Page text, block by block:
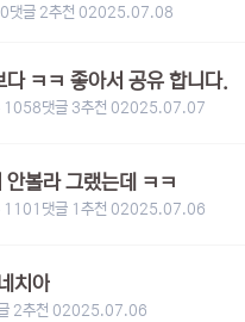
댓글 2추천 02025.07.08
다 ㅋㅋ 좋아서 공유 합니다.
1058댓글 3추천 02025.07.07
안볼라 그랬는데 ㅋㅋ
1101 댓글 1 추천 02025.07.06
치아
2추천 02025.07.06